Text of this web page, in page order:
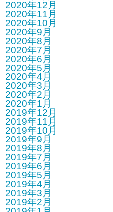
2020年12月
2020年11月
2020年10月
2020年9月
2020年8月
2020年7月
2020年6月
2020年5月
2020年4月
2020年3月
2020年2月
2020年1月
2019年12月
2019年11月
2019年10月
2019年9月
2019年8月
2019年7月
2019年6月
2019年5月
2019年4月
2019年3月
2019年2月